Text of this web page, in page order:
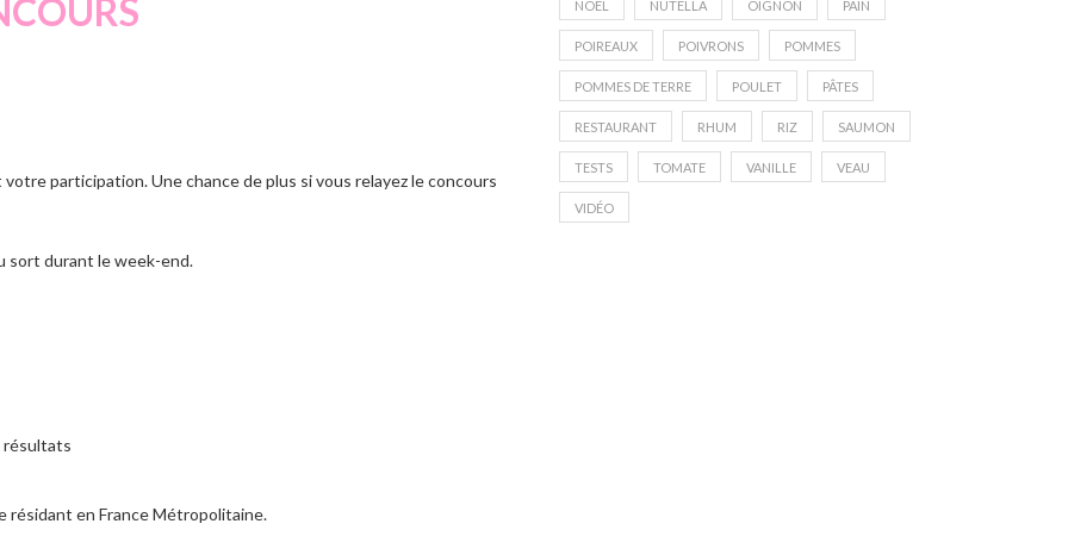
votre participation. Une chance de plus si vous relayez le concours
sort durant le week-end.
résultats
résidant en France Métropolitaine.
NOËL NUTELLA OIGNON PAIN
POIREAUX POIVRONS POMMES
POMMES DE TERRE POULET PÂTES
RESTAURANT RHUM RIZ SAUMON
TESTS TOMATE VANILLE VEAU
VIDÉO